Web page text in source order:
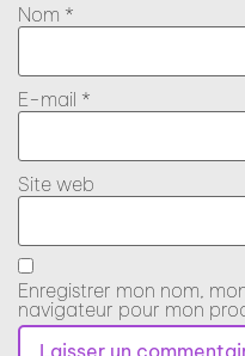
Nom *
E-mail *
Site web
Enregistrer mon nom,
navigateur pour mon